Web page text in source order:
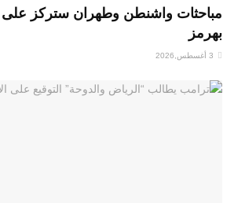
مباحثات واشنطن وطهران ستركز على
بهرمز